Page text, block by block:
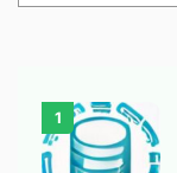
1